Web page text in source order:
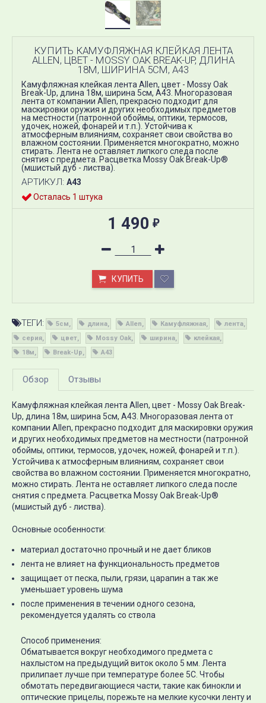
КУПИТЬ КАМУФЛЯЖНАЯ КЛЕЙКАЯ ЛЕНТА
ALLEN, ЦВЕТ - MOSSY OAK BREAK-UP, ДЛИНА
18М, ШИРИНА 5СМ, A43
Камуфляжная клейкая лента Allen, цвет - Mossy Oak
Break-Up, длина 18м, ширина 5см, A43. Многоразовая
лента от компании Allen, прекрасно подходит для
маскировки оружия и других необходимых предметов
на местности (патронной обоймы, оптики, термосов,
удочек, ножей, фонарей и т.п.). Устойчива к
атмосферным влияниям, сохраняет свои свойства во
влажном состоянии. Применяется многократно, можно
стирать. Лента не оставляет липкого следа после
снятия с предмета. Расцветка Mossy Oak Break-Up®
(мшистый дуб - листва).
АРТИКУЛ: A43
Осталась 1 штука
1 490 ₽
КУПИТЬ
ТЕГИ: 5см длина Allen Камуфляжная
лента
серия
цвет Mossy Oak ширина
клейкая
18м
Break-Up A43
Обзор Отзывы
Камуфляжная клейкая лента Allen, цвет - Mossy Oak Break-
Up, длина 18м, ширина 5см, A43. Многоразовая лента от
компании Allen, прекрасно подходит для маскировки оружия
и других необходимых предметов на местности (патронной
обоймы, оптики, термосов, удочек, ножей, фонарей и т.п.).
Устойчива к атмосферным влияниям, сохраняет свои
свойства во влажном состоянии. Применяется многократно,
можно стирать. Лента не оставляет липкого следа после
снятия с предмета. Расцветка Mossy Oak Break-Up®
(мшистый дуб - листва).
Основные особенности:
материал достаточно прочный и не дает бликов
лента не влияет на функциональность предметов
защищает от песка, пыли, грязи, царапин а так же
уменьшает уровень шума
после применения в течении одного сезона,
рекомендуется удалять со ствола
Способ применения:
Обматывается вокруг необходимого предмета с
нахлыстом на предыдущий виток около 5 мм. Лента
прилипает лучше при температуре более 5С. Чтобы
обмотать передвигающиеся части, такие как бинокли и
оптические прицелы, порежьте на мелкие кусочки ленту и